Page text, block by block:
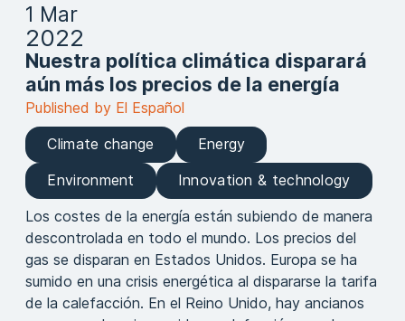
1 Mar
2022
Nuestra política climática disparará
aún más los precios de la energía
Published by El Español
Climate change
Energy
Environment
Innovation & technology
Los costes de la energía están subiendo de manera
descontrolada en todo el mundo. Los precios del
gas se disparan en Estados Unidos. Europa se ha
sumido en una crisis energética al dispararse la tarifa
de la calefacción. En el Reino Unido, hay ancianos